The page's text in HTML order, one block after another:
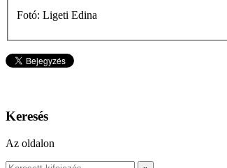
Fotó: Ligeti Edina
Keresés
Az oldalon